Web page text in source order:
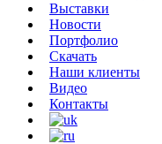
Выставки
Новости
Портфолио
Скачать
Наши клиенты
Видео
Контакты